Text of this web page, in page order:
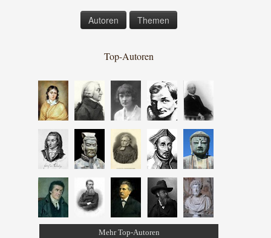
Autoren Themen
Top-Autoren
Mehr Top-Autoren